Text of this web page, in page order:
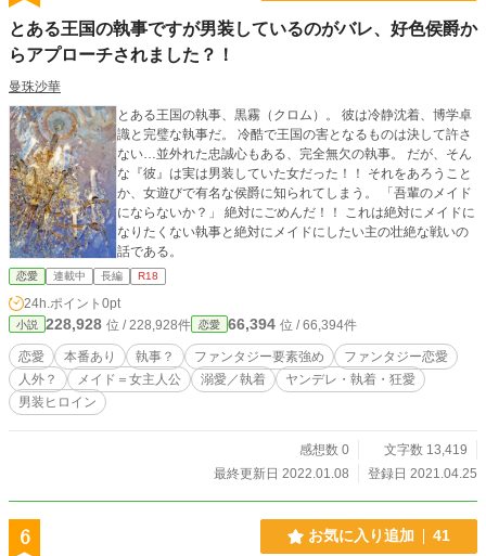
た。応援よろしくお願いします。 また、文字数の関係上、間
話と最終話が前後で別れてしまいました。ご了承くだされば
幸いです。 ※あと、一回くらいエロの場面を入れないと…っ
急いでしまった部分もありますので、加筆、修正、添削を今
後行っていく予定です。 外伝投稿しました! 小説家になろう
で投稿中の作品です。 恋愛小説大賞にて応援ありがとうござ
いました!! あんなに応援頂けるなんて思ってもみず...光栄で
す!!
とある王国の執事ですが男装しているのがバレ、好色侯爵か
らアプローチされました？！
曼珠沙華
とある王国の執事、黒霧（クロム）。 彼は冷静沈着、博学卓
識と完璧な執事だ。 冷酷で王国の害となるものは決して許さ
ない…並外れた忠誠心もある、完全無欠の執事。 だが、そん
な『彼』は実は男装していた女だった！！ それをあろうこと
か、女遊びで有名な侯爵に知られてしまう。 「吾輩のメイド
にならないか？」 絶対にごめんだ！！ これは絶対にメイドに
なりたくない執事と絶対にメイドにしたい主の壮絶な戦いの
話である。
恋愛 連載中 長編 R18
24h.ポイント 0pt
小説 228,928 位 / 228,928件 恋愛 66,394 位 / 66,394件
恋愛 本番あり 執事？ ファンタジー要素強め
ファンタジー恋愛
人外？
メイド＝女主人公 溺愛／執着
ヤンデレ・執着・狂愛
男装ヒロイン
感想数 0
文字数 13,419
最終更新日 2022.01.08
登録日 2021.04.25
6 お気に入り追加 41